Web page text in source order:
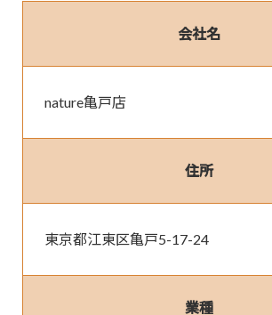
会社名
nature亀戸店
住所
東京都江東区亀戸5-17-24
業種